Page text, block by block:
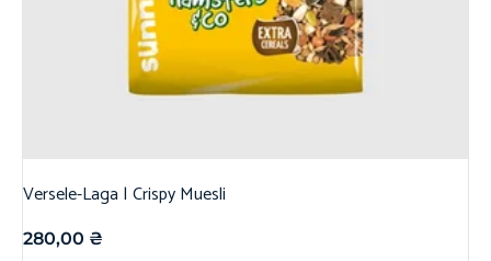
Versele-Laga | Crispy Muesli
280,00 ₴